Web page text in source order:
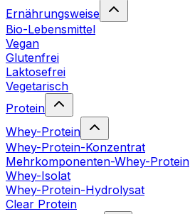
Ernährungsweise
Bio-Lebensmittel
Vegan
Glutenfrei
Laktosefrei
Vegetarisch
Protein
Whey-Protein
Whey-Protein-Konzentrat
Mehrkomponenten-Whey-Protein
Whey-Isolat
Whey-Protein-Hydrolysat
Clear Protein